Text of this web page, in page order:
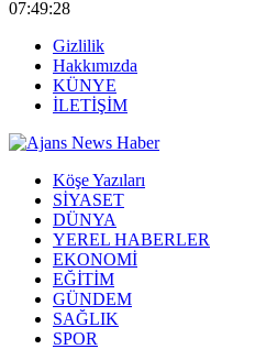
07:49:29
Gizlilik
Hakkımızda
KÜNYE
İLETİŞİM
Köşe Yazıları
SİYASET
DÜNYA
YEREL HABERLER
EKONOMİ
EĞİTİM
GÜNDEM
SAĞLIK
SPOR